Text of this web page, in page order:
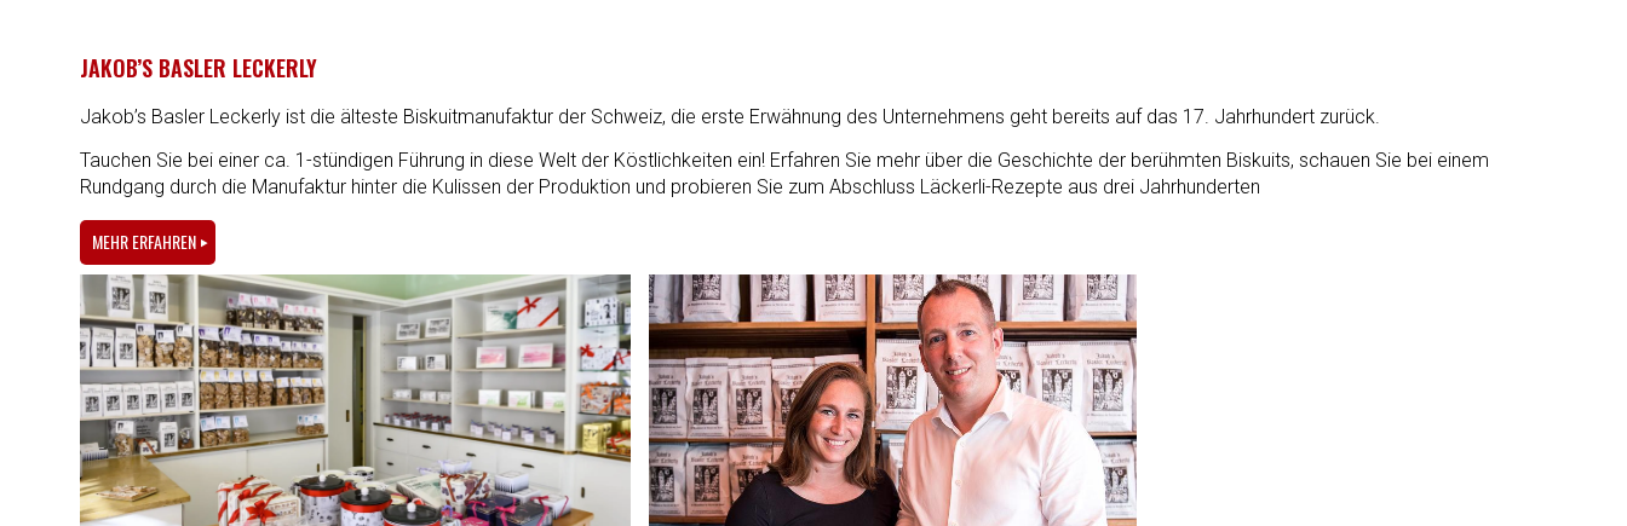
JAKOB’S BASLER LECKERLY
Jakob’s Basler Leckerly ist die älteste Biskuitmanufaktur der Schweiz, die erste Erwähnung des Unternehmens geht bereits auf das 17. Jahrhundert zurück.
Tauchen Sie bei einer ca. 1-stündigen Führung in diese Welt der Köstlichkeiten ein! Erfahren Sie mehr über die Geschichte der berühmten Biskuits, schauen Sie bei einem
Rundgang durch die Manufaktur hinter die Kulissen der Produktion und probieren Sie zum Abschluss Läckerli-Rezepte aus drei Jahrhunderten
MEHR ERFAHREN